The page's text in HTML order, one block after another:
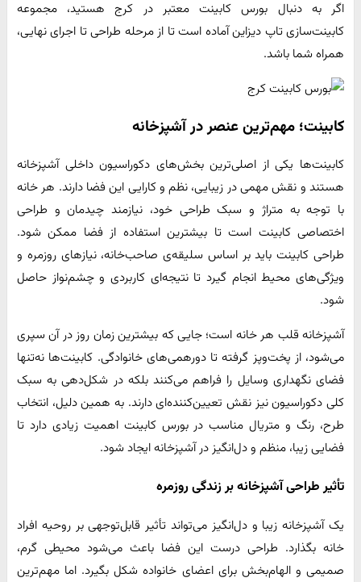
اگر به دنبال بورس کابینت معتبر در کرج هستید، مجموعه
کابینت‌سازی تاپ دیزاین آماده است تا از مرحله طراحی تا اجرای نهایی،
همراه شما باشد.
کابینت؛ مهم‌ترین عنصر در آشپزخانه
کابینت‌ها یکی از اصلی‌ترین بخش‌های دکوراسیون داخلی آشپزخانه
هستند و نقش مهمی در زیبایی، نظم و کارایی این فضا دارند. هر خانه
با توجه به متراژ و سبک طراحی خود، نیازمند چیدمان و طراحی
اختصاصی کابینت است تا بیشترین استفاده از فضا ممکن شود.
طراحی کابینت باید بر اساس سلیقه‌ی صاحب‌خانه، نیازهای روزمره و
ویژگی‌های محیط انجام گیرد تا نتیجه‌ای کاربردی و چشم‌نواز حاصل
شود.
آشپزخانه قلب هر خانه است؛ جایی که بیشترین زمان روز در آن سپری
می‌شود، از پخت‌وپز گرفته تا دورهمی‌های خانوادگی. کابینت‌ها نه‌تنها
فضای نگهداری وسایل را فراهم می‌کنند بلکه در شکل‌دهی به سبک
کلی دکوراسیون نیز نقش تعیین‌کننده‌ای دارند. به همین دلیل، انتخاب
طرح، رنگ و متریال مناسب در بورس کابینت اهمیت زیادی دارد تا
فضایی زیبا، منظم و دل‌انگیز در آشپزخانه ایجاد شود.
تأثیر طراحی آشپزخانه بر زندگی روزمره
یک آشپزخانه زیبا و دل‌انگیز می‌تواند تأثیر قابل‌توجهی بر روحیه افراد
خانه بگذارد. طراحی درست این فضا باعث می‌شود محیطی گرم،
صمیمی و الهام‌بخش برای اعضای خانواده شکل بگیرد. اما مهم‌ترین